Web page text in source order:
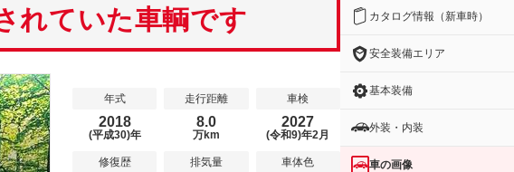
れていた車輌です
年式
2018
(平成30)年
走行距離
8.0
万km
車検
2027
(令和9)年2月
修復歴 排気量 車体色
カタログ情報（新車時）
安全装備エリア
基本装備
外装・内装
車の画像